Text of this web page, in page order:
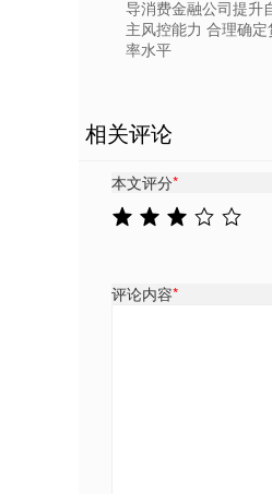
导消费金融公司提升
主风控能力 合理确
率水平
相关评论
本文评分*
评论内容*